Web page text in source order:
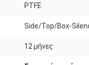
PTFE
Side/Top/Box-
12 μήνες